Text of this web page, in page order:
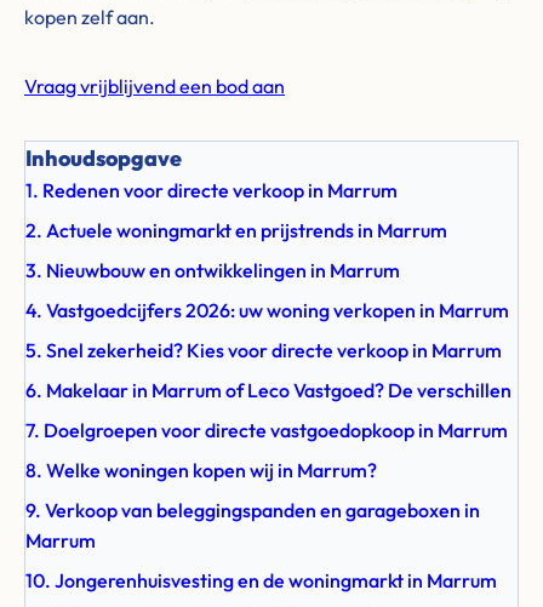
kopen zelf aan.
Vraag vrijblijvend een bod aan
Inhoudsopgave
1. Redenen voor directe verkoop in Marrum
2. Actuele woningmarkt en prijstrends in Marrum
3. Nieuwbouw en ontwikkelingen in Marrum
4. Vastgoedcijfers 2026: uw woning verkopen in Marrum
5. Snel zekerheid? Kies voor directe verkoop in Marrum
6. Makelaar in Marrum of Leco Vastgoed? De verschillen
7. Doelgroepen voor directe vastgoedopkoop in Marrum
8. Welke woningen kopen wij in Marrum?
9. Verkoop van beleggingspanden en garageboxen in
Marrum
10. Jongerenhuisvesting en de woningmarkt in Marrum